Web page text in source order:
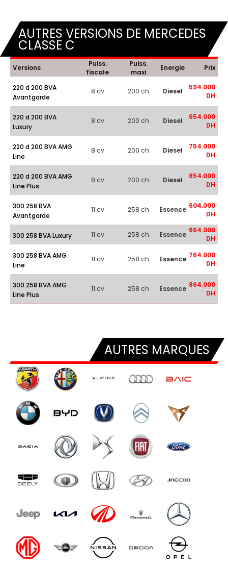
AUTRES VERSIONS DE MERCEDES
CLASSE C
Versions
Puiss.
fiscale
Puiss.
maxi
Energie Prix
220 d 200 BVA
Avantgarde
8 cv 200 ch Diesel
594.000
DH
220 d 200 BVA
Luxury
8 cv 200 ch Diesel
654.000
DH
220 d 200 BVA AMG
Line
8 cv 200 ch Diesel
754.000
DH
220 d 200 BVA AMG
Line Plus
8 cv 200 ch Diesel
854.000
DH
300 258 BVA
Avantgarde
11 cv 258 ch Essence 604.000
DH
300 258 BVA Luxury 11 cv 258 ch Essence
664.000
DH
300 258 BVA AMG
Line
11 cv 258 ch Essence 764.000
DH
300 258 BVA AMG
Line Plus
11 cv 258 ch Essence 864.000
DH
AUTRES MARQUES